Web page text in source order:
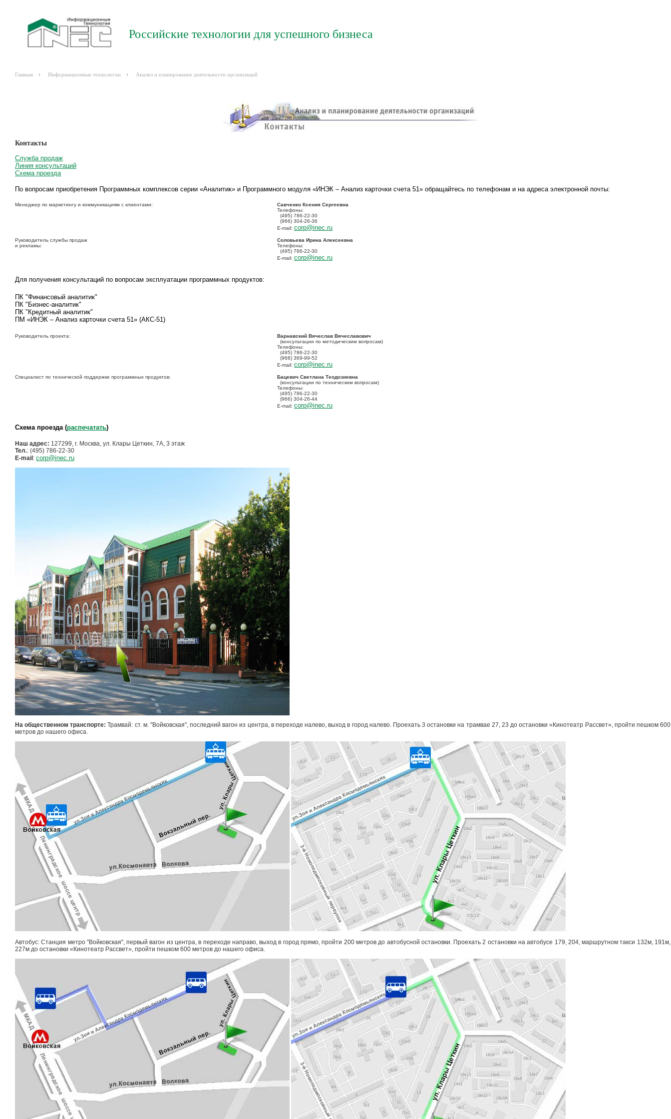
Российские технологии для успешного бизнеса
Главная Информационные технологии Анализ и планирование деятельности организаций
Контакты
Служба продаж
Линия консультаций
Схема проезда
По вопросам приобретения Программных комплексов серии «Аналитик» и Программного модуля «ИНЭК – Анализ карточки счета 51» обращайтесь по телефонам и на адреса электронной почты:
Менеджер по маркетингу и коммуникациям с клиентами:
Савченко Ксения Сергеевна
Телефоны:
(495) 786-22-30
(966) 304-26-36
E-mail: corp@inec.ru
Руководитель службы продаж
и рекламы:
Соловьева Ирина Алексеевна
Телефоны:
(495) 786-22-30
E-mail: corp@inec.ru
Для получения консультаций по вопросам эксплуатации программных продуктов:
ПК "Финансовый аналитик"
ПК "Бизнес-аналитик"
ПК "Кредитный аналитик"
ПМ «ИНЭК – Анализ карточки счета 51» (АКС-51)
Руководитель проекта:
Варнавский Вячеслав Вячеславович
(консультации по методическим вопросам)
Телефоны:
(495) 786-22-30
(968) 369-99-52
E-mail: corp@inec.ru
Специалист по технической поддержке программных продуктов:
Бацевич Светлана Теодозиевна
(консультации по техническим вопросам)
Телефоны:
(495) 786-22-30
(966) 304-26-44
E-mail: corp@inec.ru
Схема проезда (распечатать)
Наш адрес: 127299, г. Москва, ул. Клары Цеткин, 7А, 3 этаж
Тел.: (495) 786-22-30
E-mail: corp@inec.ru
На общественном транспорте: Трамвай: ст. м. "Войковская", последний вагон из центра, в переходе налево, выход в город налево. Проехать 3 остановки на трамвае 27, 23 до остановки «Кинотеатр Рассвет», пройти пешком 600
метров до нашего офиса.
Автобус: Станция метро "Войковская", первый вагон из центра, в переходе направо, выход в город прямо, пройти 200 метров до автобусной остановки. Проехать 2 остановки на автобусе 179, 204, маршрутном такси 132м, 191м,
227м до остановки «Кинотеатр Рассвет», пройти пешком 600 метров до нашего офиса.